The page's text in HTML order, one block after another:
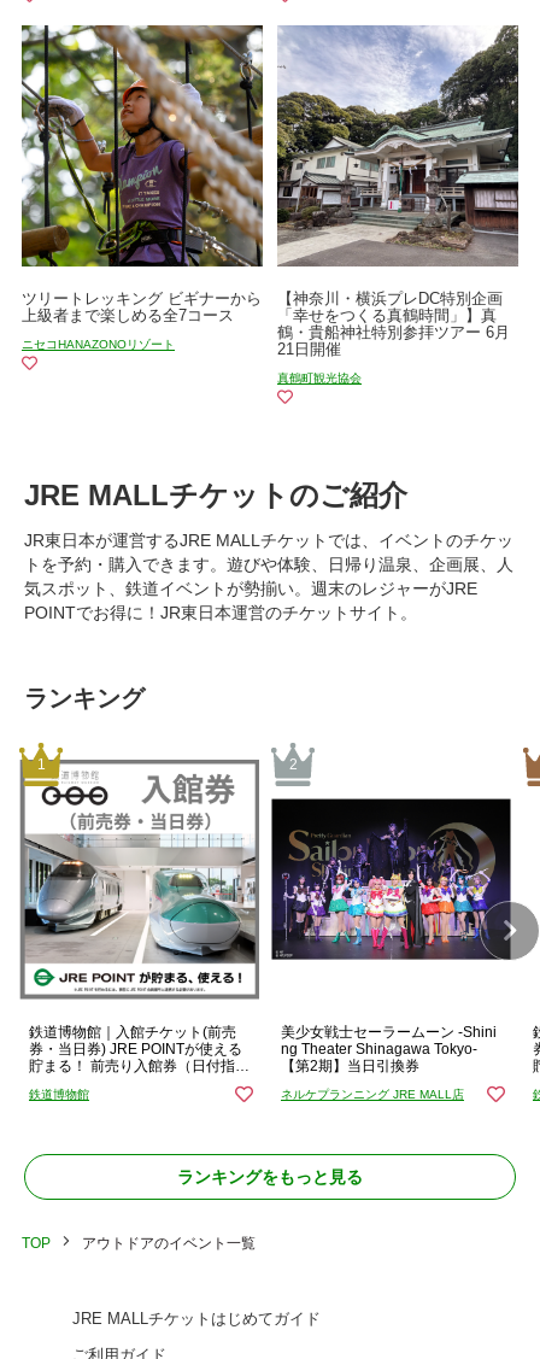
ツリートレッキング ビギナーから
上級者まで楽しめる全7コース
ニセコHANAZONOリゾート
【神奈川・横浜プレDC特別企画
「幸せをつくる真鶴時間」】真
鶴・貴船神社特別参拝ツアー 6月
21日開催
真鶴町観光協会
JRE MALLチケットのご紹介
JR東日本が運営するJRE MALLチケットでは、イベントのチケッ
トを予約・購入できます。遊びや体験、日帰り温泉、企画展、人
気スポット、鉄道イベントが勢揃い。週末のレジャーがJRE
POINTでお得に！JR東日本運営のチケットサイト。
ランキング
鉄道博物館｜入館チケット(前売
券・当日券) JRE POINTが使える
貯まる！ 前売り入館券（日付指
鉄道博物館
美少女戦士セーラームーン -Shini
ng Theater Shinagawa Tokyo-
【第2期】当日引換券
ネルケプランニング JRE MALL店
ランキングをもっと見る
TOP アウトドアのイベント一覧
JRE MALLチケットはじめてガイド
ご利用ガイド